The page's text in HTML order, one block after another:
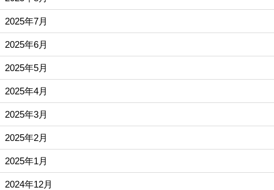
2025年7月
2025年6月
2025年5月
2025年4月
2025年3月
2025年2月
2025年1月
2024年12月